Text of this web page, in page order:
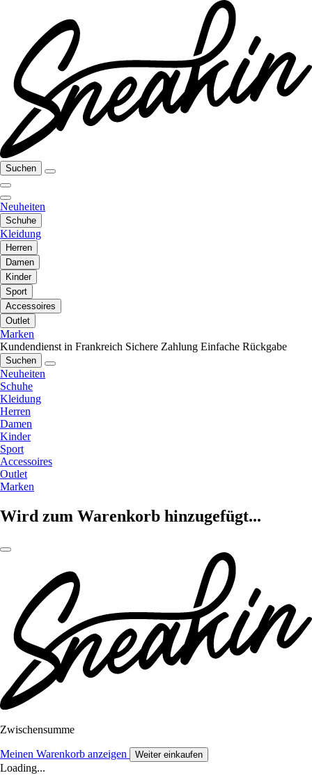
Suchen
Neuheiten
Schuhe
Kleidung
Herren
Damen
Kinder
Sport
Accessoires
Outlet
Marken
Kundendienst in Frankreich Sichere Zahlung Einfache Rückgabe
Suchen
Neuheiten
Schuhe
Kleidung
Herren
Damen
Kinder
Sport
Accessoires
Outlet
Marken
Wird zum Warenkorb hinzugefügt...
Zwischensumme
Meinen Warenkorb anzeigen Weiter einkaufen
Loading...